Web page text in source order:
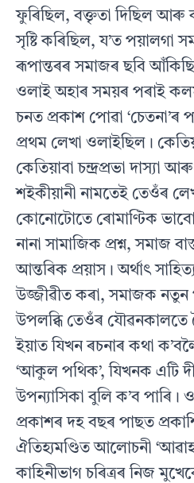
ফুৰিছিল, বক্তৃতা দিছিল আৰু
সৃষ্টি কৰিছিল, য’ত পয়ালগা
ৰূপান্তৰৰ সমাজৰ ছবি
ওলাই অহাৰ সময়ৰ পৰাই
চনত প্ৰকাশ পোৱা ‘চেতনা’ৰ
প্ৰথম লেখা ওলাইছিল।
কেতিয়াবা চন্দ্ৰপ্ৰভা দাস্যা
শইকীয়ানী নামতেই তেওঁৰ
কোনোটোতে ৰোমাণ্টিক
নানা সামাজিক প্ৰশ্ন, সমাজ
আন্তৰিক প্ৰয়াস। অৰ্থাৎ
উজ্জীৱীত কৰা, সমাজক নতুন
উপলব্ধি তেওঁৰ যৌৱনকালতে
ইয়াত যিখন ৰচনাৰ কথা
‘আকুল পথিক’, যিখনক এটি
উপন্যাসিকা বুলি ক’ব পাৰি।
প্ৰকাশৰ দহ বছৰ পাছত
ঐতিহ্যমণ্ডিত আলোচনী
কাহিনীভাগ চৰিত্ৰৰ নিজ